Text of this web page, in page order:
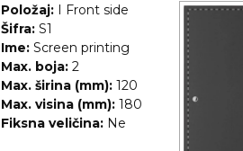
Položaj: I Front side
Šifra: S1
Ime: Screen printing
Max. boja: 2
Max. širina (mm): 120
Max. visina (mm): 180
Fiksna veličina: Ne